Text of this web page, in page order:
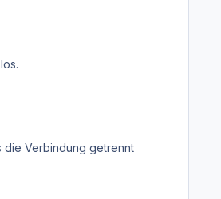
die Verbindung getrennt